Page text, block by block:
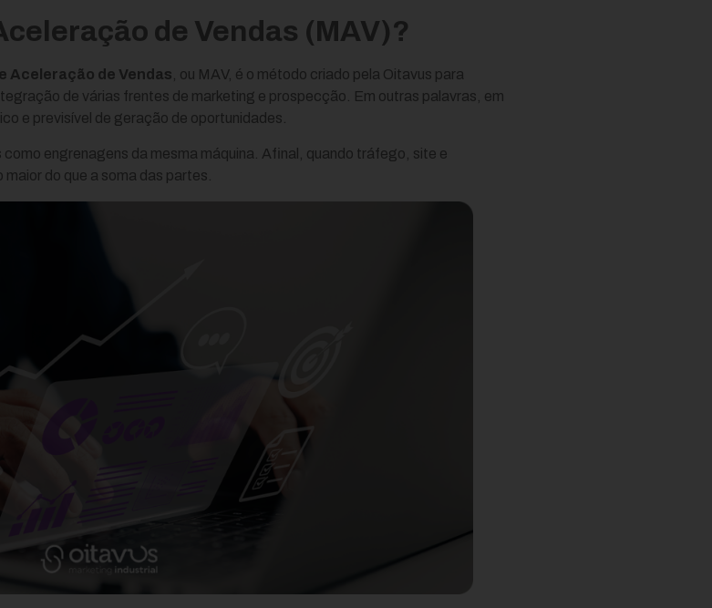
de Vendas (MAV)?
Aceleração de Vendas, ou MAV, é o método criado pela Oitavus para
de várias frentes de marketing e prospecção. Em outras palavras, em
e previsível de geração de oportunidades.
engrenagens da mesma máquina. Afinal, quando tráfego, site e
do que a soma das partes.